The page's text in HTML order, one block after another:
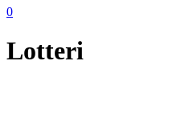
0
Lotteri